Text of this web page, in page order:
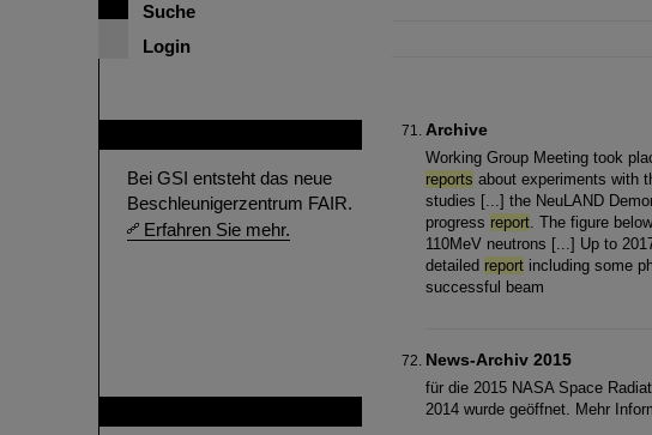
Suche
Login
Bei GSI entsteht das neue
Beschleunigerzentrum FAIR.
Erfahren Sie mehr.
Archive
Working Group Meeting took
reports about experiments with
studies [...] the NeuLAND
progress report. The figure
110MeV neutrons [...] Up to
detailed report including some
successful beam
News-Archiv 2015
für die 2015 NASA Space
2014 wurde geöffnet. Mehr